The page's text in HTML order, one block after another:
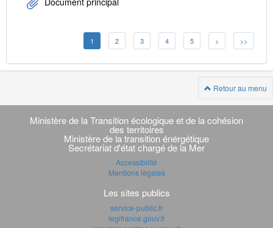
1 2 3 4 5 > >>
Retour au menu
Navigation
transverse
Ministère de la Transition écologique et de la cohésion
des territoires
Ministère de la transition énérgétique
Secrétariat d'état chargé de la Mer
Accessibilité
Mentions légales
Les sites publics
service-public.fr
legifrance.gouv.fr